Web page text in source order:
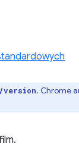
version. Chrome